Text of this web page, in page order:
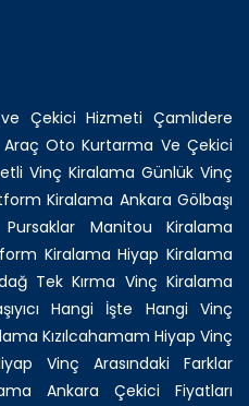
Çekici Hizmeti Çamlıdere
Oto Kurtarma Ve Çekici
Vinç Kiralama Günlük Vinç
Kiralama Ankara Gölbaşı
Pursaklar Manitou Kiralama
Kiralama Hiyap Kiralama
Tek Kırma Vinç Kiralama
Hangi İşte Hangi Vinç
Kızılcahamam Hiyap Vinç
Vinç Arasındaki Farklar
Ankara Çekici Fiyatları